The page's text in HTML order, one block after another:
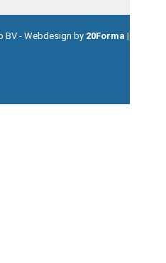
BV - Webdesign by 20Forma |